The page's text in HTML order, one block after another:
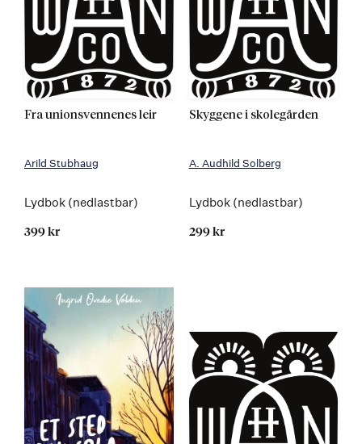
Fra unionsvennenes leir
Arild Stubhaug
Lydbok (nedlastbar)
399 kr
Skyggene i skolegården
A. Audhild Solberg
Lydbok (nedlastbar)
299 kr